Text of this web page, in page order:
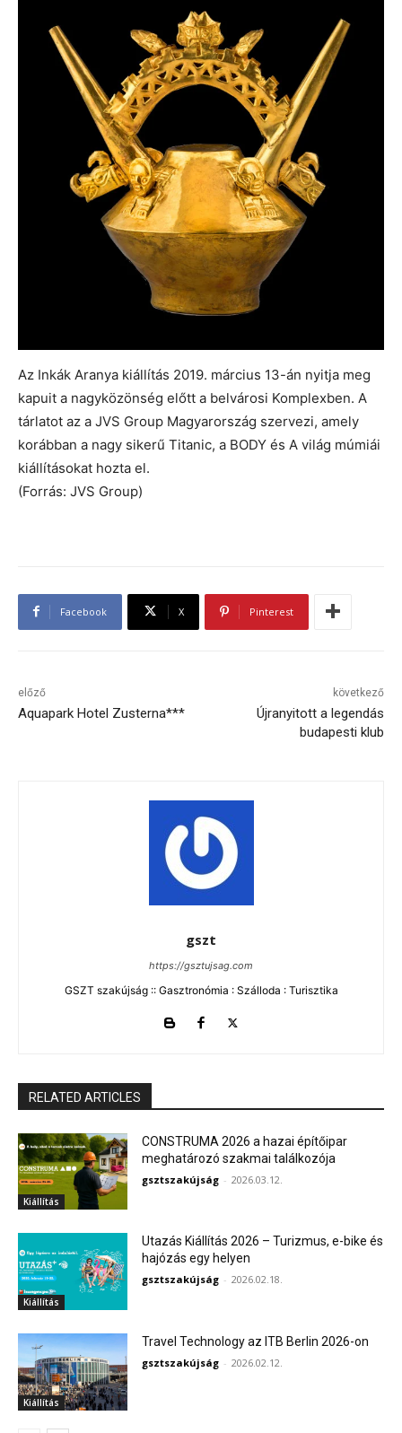
Az Inkák Aranya kiállítás 2019. március 13-án nyitja meg
kapuit a nagyközönség előtt a belvárosi Komplexben. A
tárlatot az a JVS Group Magyarország szervezi, amely
korábban a nagy sikerű Titanic, a BODY és A világ múmiái
kiállításokat hozta el.
(Forrás: JVS Group)
Facebook X Pinterest
előző
Aquapark Hotel Zusterna***
következő
Újranyitott a legendás
budapesti klub
gszt
https://gsztujsag.com
GSZT szakújság :: Gasztronómia : Szálloda : Turisztika
RELATED ARTICLES
Kiállítás
CONSTRUMA 2026 a hazai építőipar
meghatározó szakmai találkozója
gsztszakújság - 2026.03.12.
Kiállítás
Utazás Kiállítás 2026 – Turizmus, e-bike és
hajózás egy helyen
gsztszakújság - 2026.02.18.
Kiállítás
Travel Technology az ITB Berlin 2026-on
gsztszakújság - 2026.02.12.